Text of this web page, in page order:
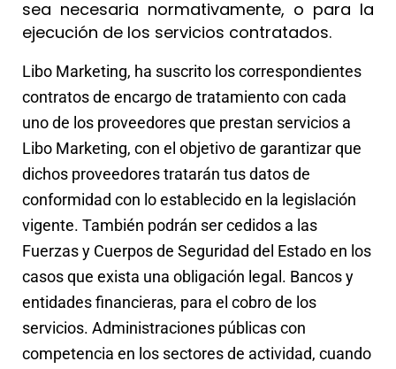
sea necesaria normativamente, o para la
ejecución de los servicios contratados.
Libo Marketing, ha suscrito los correspondientes
contratos de encargo de tratamiento con cada
uno de los proveedores que prestan servicios a
Libo Marketing, con el objetivo de garantizar que
dichos proveedores tratarán tus datos de
conformidad con lo establecido en la legislación
vigente. También podrán ser cedidos a las
Fuerzas y Cuerpos de Seguridad del Estado en los
casos que exista una obligación legal. Bancos y
entidades financieras, para el cobro de los
servicios. Administraciones públicas con
competencia en los sectores de actividad, cuando